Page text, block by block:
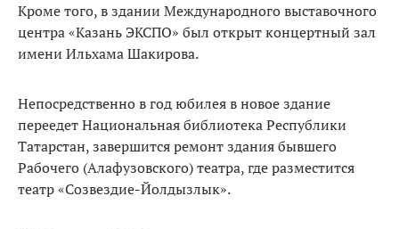
Кроме того, в здании Международного выставочного
центра «Казань ЭКСПО» был открыт концертный зал
имени Ильхама Шакирова.
Непосредственно в год юбилея в новое здание
переедет Национальная библиотека Республики
Татарстан, завершится ремонт здания бывшего
Рабочего (Алафузовского) театра, где разместится
театр «Созвездие-Йолдызлык».